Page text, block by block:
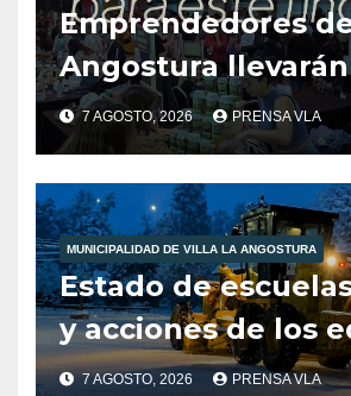
Emprendedores
Angostura
producción local a
de Sabores.
7 AGOSTO, 2026 PRENSA VLA
MUNICIPALIDAD DE VILLA LA ANGOSTURA
Estado de
y acciones de los
municipales – Villa
7 AGOSTO, 2026 PRENSA VLA